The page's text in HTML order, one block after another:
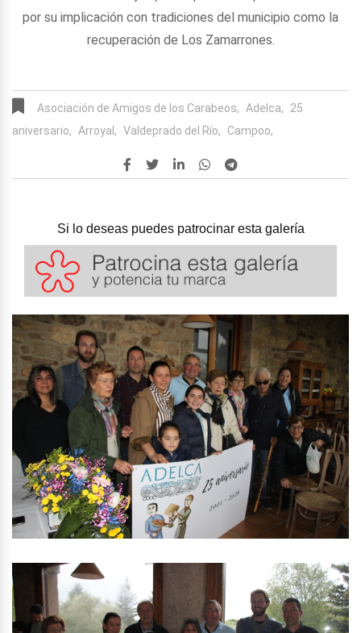
por su implicación con tradiciones del municipio como la
recuperación de Los Zamarrones.
Asociación de Amigos de los Carabeos, Adelca,
25
aniversario, Arroyal, Valdeprado del Río, Campoo,
Si lo deseas puedes patrocinar esta galería